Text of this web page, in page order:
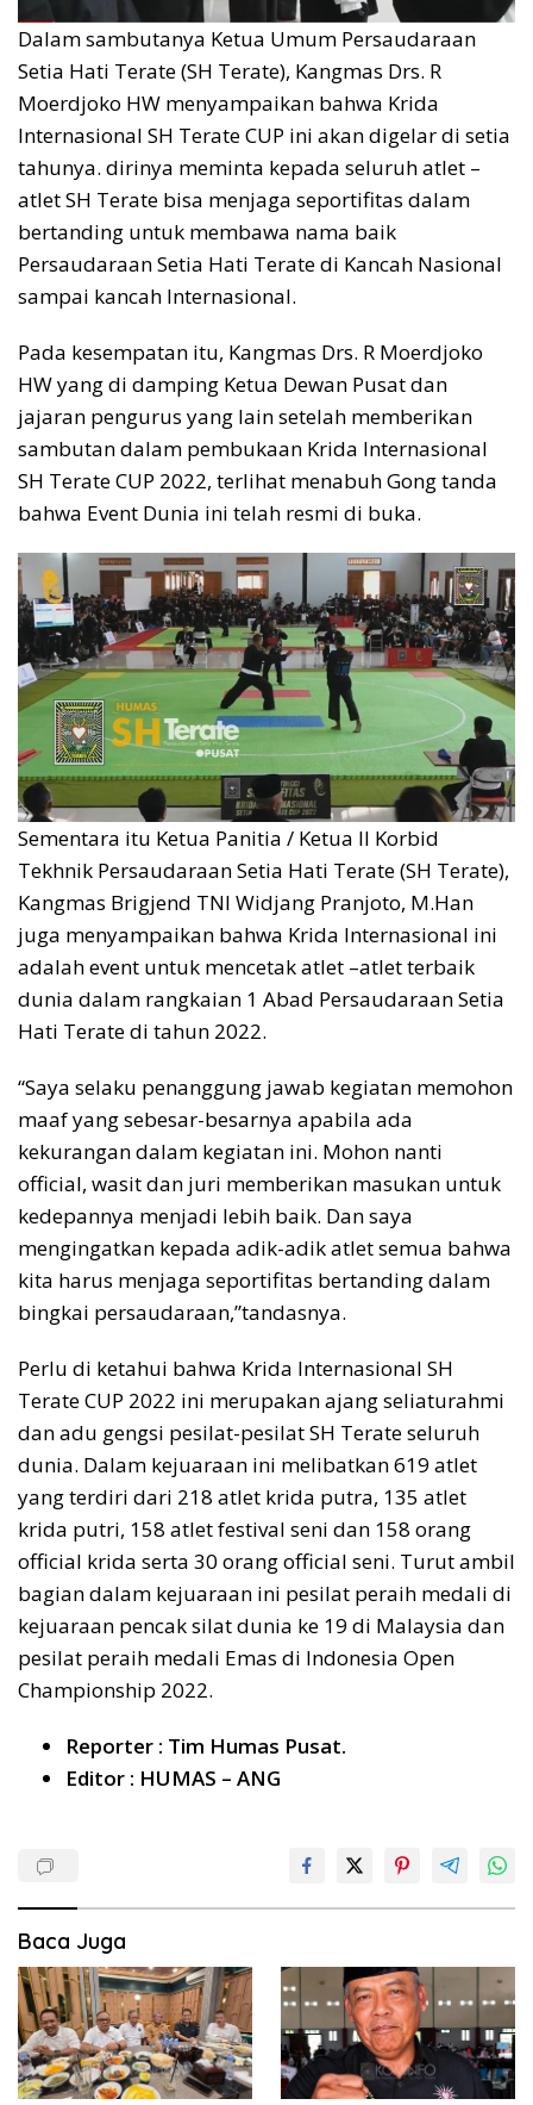
Dalam sambutanya Ketua Umum Persaudaraan
Setia Hati Terate (SH Terate), Kangmas Drs. R
Moerdjoko HW menyampaikan bahwa Krida
Internasional SH Terate CUP ini akan digelar di setia
tahunya. dirinya meminta kepada seluruh atlet –
atlet SH Terate bisa menjaga seportifitas dalam
bertanding untuk membawa nama baik
Persaudaraan Setia Hati Terate di Kancah Nasional
sampai kancah Internasional.
Pada kesempatan itu, Kangmas Drs. R Moerdjoko
HW yang di damping Ketua Dewan Pusat dan
jajaran pengurus yang lain setelah memberikan
sambutan dalam pembukaan Krida Internasional
SH Terate CUP 2022, terlihat menabuh Gong tanda
bahwa Event Dunia ini telah resmi di buka.
Sementara itu Ketua Panitia / Ketua II Korbid
Tekhnik Persaudaraan Setia Hati Terate (SH Terate),
Kangmas Brigjend TNI Widjang Pranjoto, M.Han
juga menyampaikan bahwa Krida Internasional ini
adalah event untuk mencetak atlet –atlet terbaik
dunia dalam rangkaian 1 Abad Persaudaraan Setia
Hati Terate di tahun 2022.
“Saya selaku penanggung jawab kegiatan memohon
maaf yang sebesar-besarnya apabila ada
kekurangan dalam kegiatan ini. Mohon nanti
official, wasit dan juri memberikan masukan untuk
kedepannya menjadi lebih baik. Dan saya
mengingatkan kepada adik-adik atlet semua bahwa
kita harus menjaga seportifitas bertanding dalam
bingkai persaudaraan,”tandasnya.
Perlu di ketahui bahwa Krida Internasional SH
Terate CUP 2022 ini merupakan ajang seliaturahmi
dan adu gengsi pesilat-pesilat SH Terate seluruh
dunia. Dalam kejuaraan ini melibatkan 619 atlet
yang terdiri dari 218 atlet krida putra, 135 atlet
krida putri, 158 atlet festival seni dan 158 orang
official krida serta 30 orang official seni. Turut ambil
bagian dalam kejuaraan ini pesilat peraih medali di
kejuaraan pencak silat dunia ke 19 di Malaysia dan
pesilat peraih medali Emas di Indonesia Open
Championship 2022.
Reporter : Tim Humas Pusat.
Editor : HUMAS – ANG
Baca Juga